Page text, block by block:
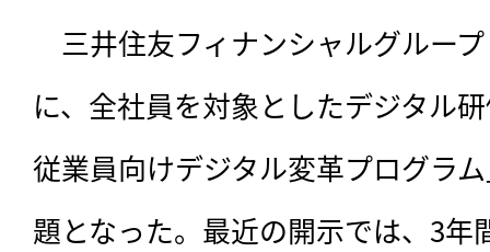
三井住友フィナンシャルグルー
に、全社員を対象としたデジタル
従業員向けデジタル変革プログラ
題となった。最近の開示では、3年